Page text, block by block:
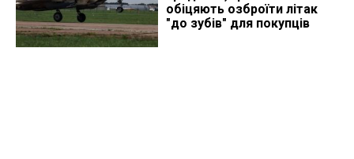
обіцяють озброїти літак
"до зубів" для покупців